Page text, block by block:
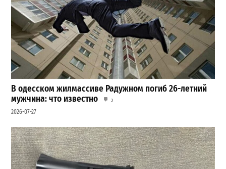
В одесском жилмассиве Радужном погиб 26-летний
мужчина: что известно
3
2026-07-27